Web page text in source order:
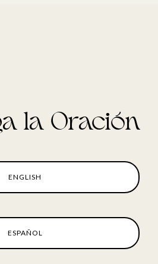
la Oración
ENGLISH
ESPAÑOL